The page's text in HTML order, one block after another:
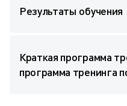
Результаты обучения
Краткая программа
программа тренинга